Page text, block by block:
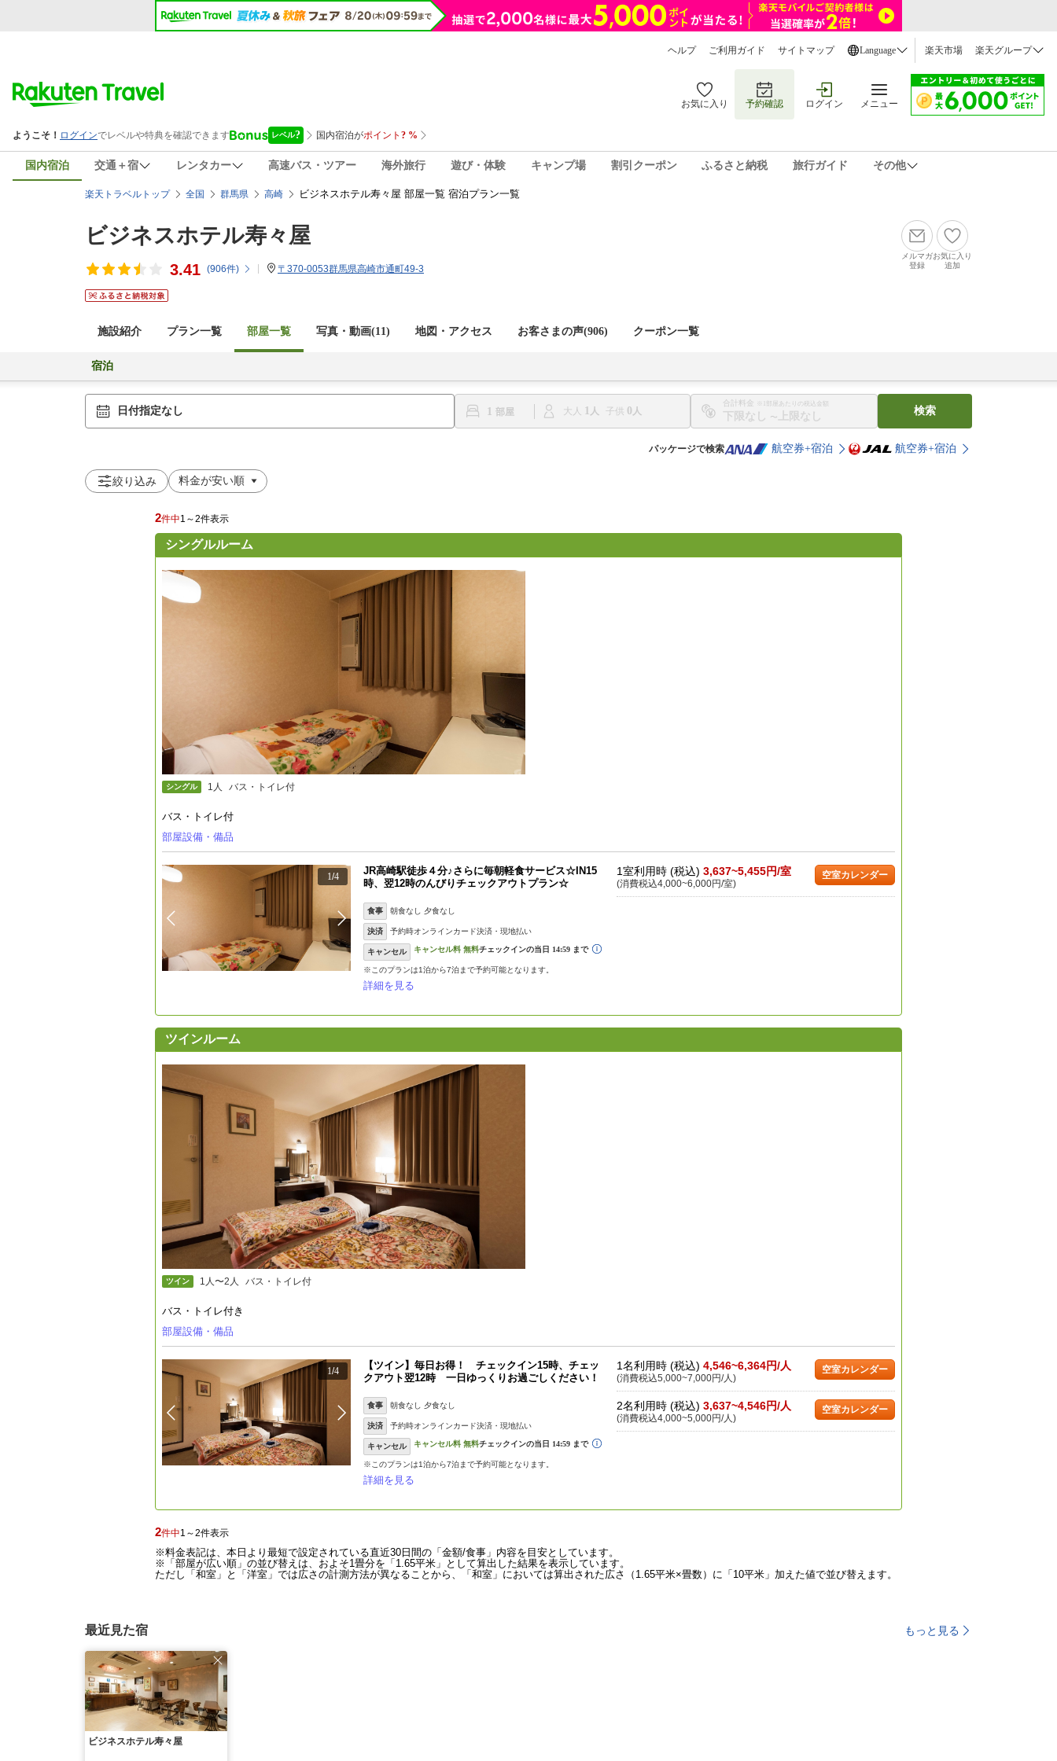
ヘルプ ご利用ガイド サイトマップ Language 楽天市場 楽天グループ
お気に入り 予約確認 ログイン メニュー
国内宿泊 交通＋宿 レンタカー 高速バス・ツアー 海外旅行 遊び・体験 キャンプ場 割引クーポン ふるさと納税 旅行ガイド その他
楽天トラベルトップ 全国 群馬県 高崎 ビジネスホテル寿々屋 部屋一覧 宿泊プラン一覧
ビジネスホテル寿々屋
3.41 (906件) 〒370-0053群馬県高崎市通町49-3
メルマガ
登録
お気に入り
追加
施設紹介 プラン一覧 部屋一覧 写真・動画(11) 地図・アクセス お客さまの声(906) クーポン一覧
宿泊
日付指定なし 1 大人 1 子供 0
合計料金 ※1部屋あたりの税込金額
〜
検索
パッケージで検索 航空券+宿泊 航空券+宿泊
絞り込み
2件中1～2件表示
シングルルーム
シングル 1人 バス・トイレ付
バス・トイレ付
部屋設備・備品
1/4
JR高崎駅徒歩４分♪さらに毎朝軽食サービス☆IN15
時、翌12時のんびりチェックアウトプラン☆
食事 朝食なし 夕食なし
決済 予約時オンラインカード決済・現地払い
キャンセル
※このプランは1泊から7泊まで予約可能となります。
詳細を見る
1室利用時 (税込) 3,637~5,455円/室
(消費税込4,000~6,000円/室)
空室カレンダー
ツインルーム
ツイン 1人〜2人 バス・トイレ付
バス・トイレ付き
部屋設備・備品
1/4
【ツイン】毎日お得！ チェックイン15時、チェッ
クアウト翌12時 一日ゆっくりお過ごしください！
食事 朝食なし 夕食なし
決済 予約時オンラインカード決済・現地払い
キャンセル
※このプランは1泊から7泊まで予約可能となります。
詳細を見る
1名利用時 (税込) 4,546~6,364円/人
(消費税込5,000~7,000円/人)
空室カレンダー
2名利用時 (税込) 3,637~4,546円/人
(消費税込4,000~5,000円/人)
空室カレンダー
2件中1～2件表示
※料金表記は、本日より最短で設定されている直近30日間の「金額/食事」内容を目安としています。
※「部屋が広い順」の並び替えは、およそ1畳分を「1.65平米」として算出した結果を表示しています。
ただし「和室」と「洋室」では広さの計測方法が異なることから、「和室」においては算出された広さ（1.65平米×畳数）に「10平米」加えた値で並び替えます。
最近見た宿 もっと見る
ビジネスホテル寿々屋